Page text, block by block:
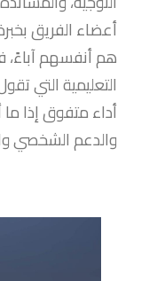
أعضاء الفريق
هم أنفسهم آباءً،
التعليمية التي
أداء متفوق إذا
والدعم الشخصي